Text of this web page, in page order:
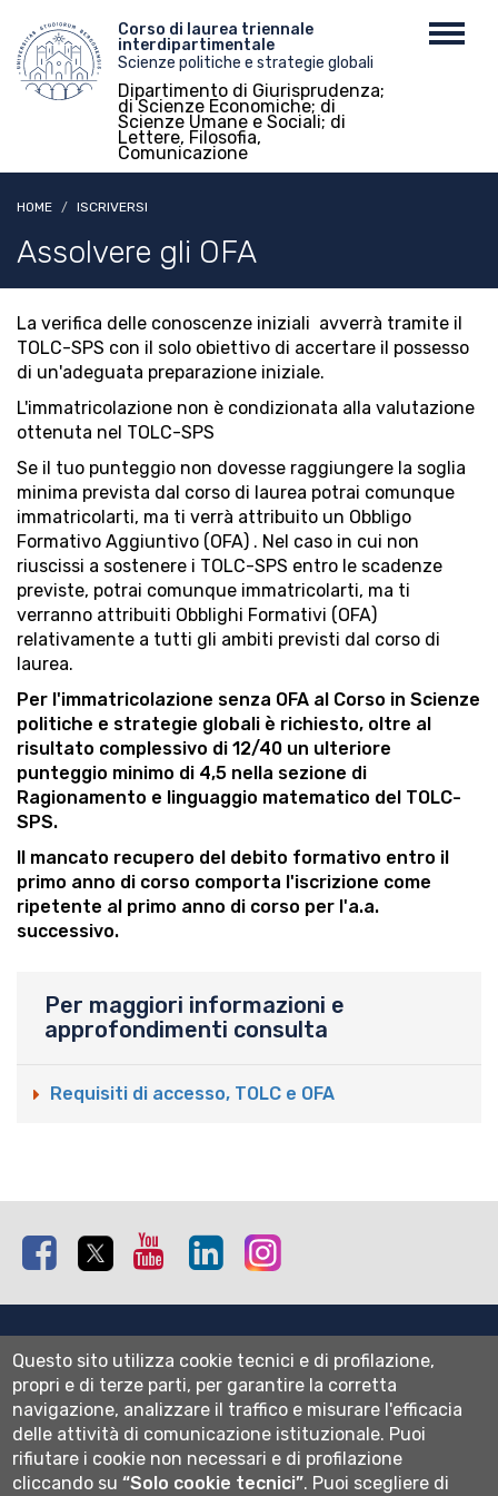
contenuto
principale
Menu
top
Corso di laurea triennale
interdipartimentale
Scienze politiche e strategie globali
Dipartimento di Giurisprudenza;
di Scienze Economiche; di
Scienze Umane e Sociali; di
Lettere, Filosofia,
Comunicazione
HOME ISCRIVERSI
Assolvere gli OFA
La verifica delle conoscenze iniziali avverrà tramite il
TOLC-SPS con il solo obiettivo di accertare il possesso
di un'adeguata preparazione iniziale.
L'immatricolazione non è condizionata alla valutazione
ottenuta nel TOLC-SPS
Se il tuo punteggio non dovesse raggiungere la soglia
minima prevista dal corso di laurea potrai comunque
immatricolarti, ma ti verrà attribuito un Obbligo
Formativo Aggiuntivo (OFA) . Nel caso in cui non
riuscissi a sostenere i TOLC-SPS entro le scadenze
previste, potrai comunque immatricolarti, ma ti
verranno attribuiti Obblighi Formativi (OFA)
relativamente a tutti gli ambiti previsti dal corso di
laurea.
Per l'immatricolazione senza OFA al Corso in Scienze
politiche e strategie globali è richiesto, oltre al
risultato complessivo di 12/40 un ulteriore
punteggio minimo di 4,5 nella sezione di
Ragionamento e linguaggio matematico del TOLC-
SPS.
Il mancato recupero del debito formativo entro il
primo anno di corso comporta l'iscrizione come
ripetente al primo anno di corso per l'a.a.
successivo.
Per maggiori informazioni e
approfondimenti consulta
Requisiti di accesso, TOLC e OFA
Facebook Twitter Youtube Linkedin
Normativa cookie
Informativa privacy
Cookie settings
Wi-fi
Webmail
Questo sito utilizza cookie tecnici e di profilazione,
propri e di terze parti, per garantire la corretta
navigazione, analizzare il traffico e misurare l'efficacia
delle attività di comunicazione istituzionale. Puoi
rifiutare i cookie non necessari e di profilazione
cliccando su“Solo cookie tecnici”. Puoi scegliere di